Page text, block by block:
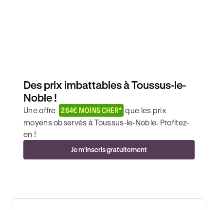
Des prix imbattables à Toussus-le-
Noble !
Une offre 264€ MOINS CHER* que les prix
moyens observés à Toussus-le-Noble. Profitez-
en !
Je m'inscris gratuitement